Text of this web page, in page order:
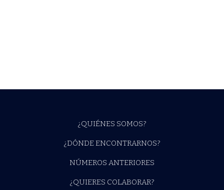
¿QUIÉNES SOMOS?
¿DÓNDE ENCONTRARNOS?
NÚMEROS ANTERIORES
¿QUIERES COLABORAR?